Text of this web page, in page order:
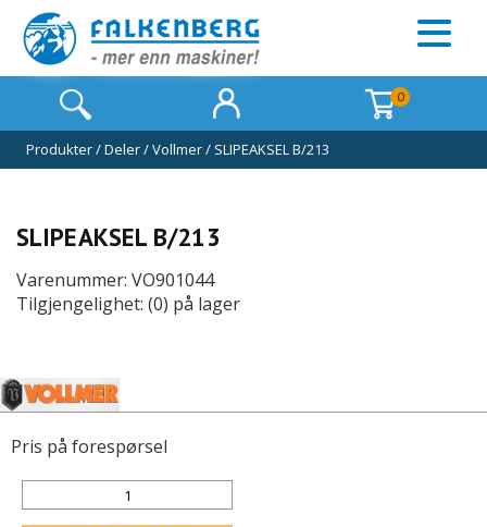
0
Produkter/Deler/Vollmer/ SLIPEAKSEL B/213
SLIPEAKSEL B/213
Varenummer: VO901044
Tilgjengelighet: (0) på lager
Pris på forespørsel